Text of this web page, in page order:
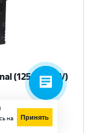
(125 Ач, 12 V)
на
Принять